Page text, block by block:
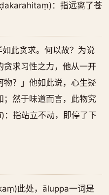
：指远离了苍
此贪求。何以故？为说
贪求习性之力，他从一开
物？」他如此说，心生疑
；然于味道而言，此物究
指站立不动，即停了下
此处，āluppa一词是